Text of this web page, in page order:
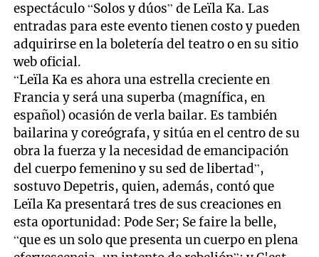
espectáculo “Solos y dúos” de Leïla Ka. Las
entradas para este evento tienen costo y pueden
adquirirse en la boletería del teatro o en su sitio
web oficial.
“Leïla Ka es ahora una estrella creciente en
Francia y será una superba (magnífica, en
español) ocasión de verla bailar. Es también
bailarina y coreógrafa, y sitúa en el centro de su
obra la fuerza y la necesidad de emancipación
del cuerpo femenino y su sed de libertad”,
sostuvo Depetris, quien, además, contó que
Leïla Ka presentará tres de sus creaciones en
esta oportunidad: Pode Ser; Se faire la belle,
“que es un solo que presenta un cuerpo en plena